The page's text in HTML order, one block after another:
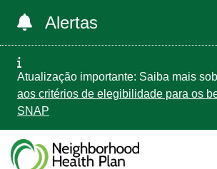
Alertas
Atualização importante: Saiba mais
aos critérios de elegibilidade para os
SNAP